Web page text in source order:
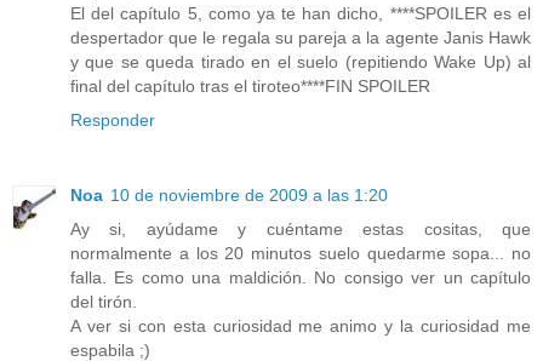
El del capítulo 5, como ya te han dicho, ****SPOILER es el
despertador que le regala su pareja a la agente Janis Hawk
y que se queda tirado en el suelo (repitiendo Wake Up) al
final del capítulo tras el tiroteo****FIN SPOILER
Responder
Noa 10 de noviembre de 2009 a las 1:20
Ay si, ayúdame y cuéntame estas cositas, que
normalmente a los 20 minutos suelo quedarme sopa... no
falla. Es como una maldición. No consigo ver un capítulo
del tirón.
A ver si con esta curiosidad me animo y la curiosidad me
espabila ;)